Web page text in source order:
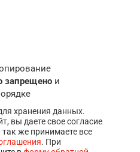
запрещено и
хранения данных.
вы даете свое согласие
же принимаете все
. При